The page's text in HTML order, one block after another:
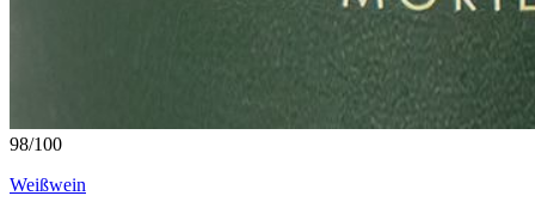
98/100
Weißwein